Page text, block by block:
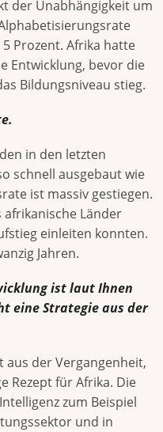
der Unabhängigkeit um
Prozent. Afrika hatte
Entwicklung, bevor die
Bildungsniveau stieg.
in den letzten
schnell ausgebaut wie
ist massiv gestiegen.
Länder
einleiten konnten.
Jahren.
ist laut Ihnen
eine Strategie aus der
aus der Vergangenheit,
Rezept für Afrika. Die
zum Beispiel
und in